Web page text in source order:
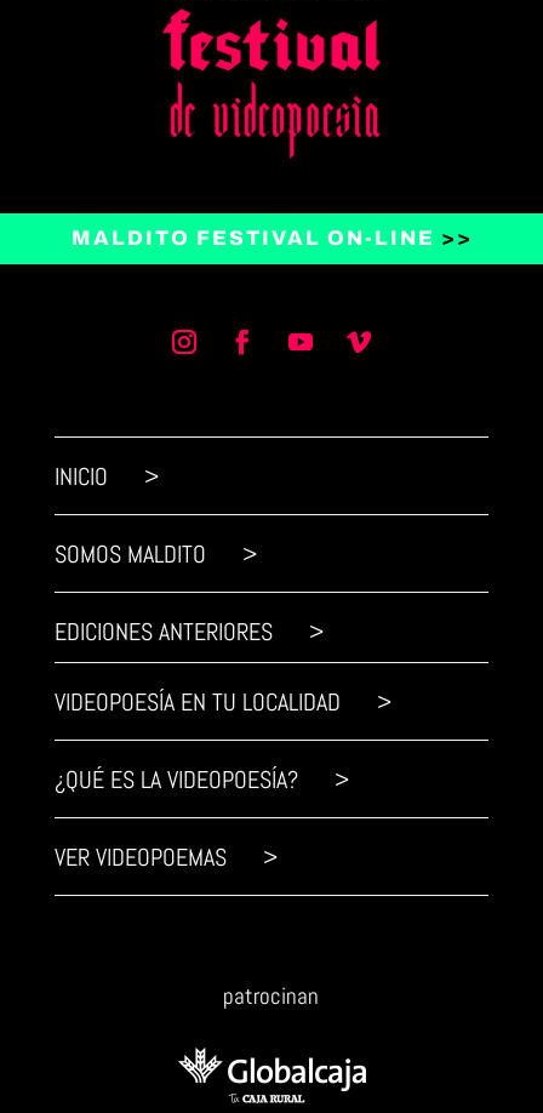
MALDITO FESTIVAL ON-LINE >>
INICIO >
SOMOS MALDITO >
EDICIONES ANTERIORES >
VIDEOPOESÍA EN TU LOCALIDAD >
¿QUÉ ES LA VIDEOPOESÍA? >
VER VIDEOPOEMAS >
patrocinan